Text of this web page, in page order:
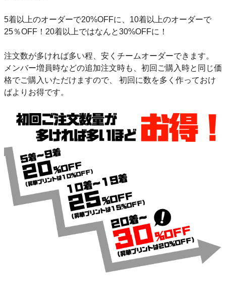
5着以上のオーダーで20%OFFに、10着以上のオーダーで
25％OFF！20着以上ではなんと30%OFFに！
注文数が多ければ多い程、安くチームオーダーできます。
メンバー増員時などの追加注文時も、初回ご購入時と同じ価
格でご購入いただけますので、 初回に数を多く作っておけ
ばよりお得です。